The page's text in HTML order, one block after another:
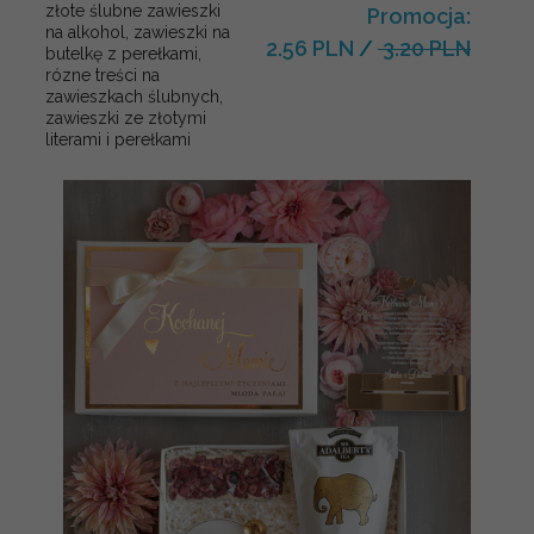
złote ślubne zawieszki
na alkohol, zawieszki na
butelkę z perełkami,
rózne treści na
zawieszkach ślubnych,
zawieszki ze złotymi
literami i perełkami
Promocja:
2.56 PLN / 3.20 PLN